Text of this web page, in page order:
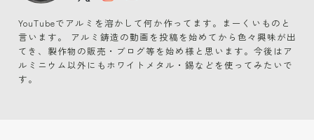
YouTubeでアルミを溶かして何か作ってます。まーくいものと
言います。 アルミ鋳造の動画を投稿を始めてから色々興味が出
てき、製作物の販売・ブログ等を始め様と思います。今後はア
ルミニウム以外にもホワイトメタル・錫などを使ってみたいで
す。